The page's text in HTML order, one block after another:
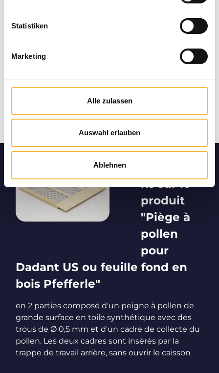
Statistiken
Marketing
Alle zulassen
Auswahl erlauben
Ablehnen
ns sur le
produit
"Piège à
pollen
pour
Dadant US ou feuille fond en
bois Pfefferle"
en 2 parties composé d'un peigne à pollen de
grande surface en toile synthétique avec des
trous de Ø 0,5 mm et d'un cadre de collecte du
pollen. Les deux cadres sont insérés par la
trappe de travail arrière, sans ouvrir le caisson